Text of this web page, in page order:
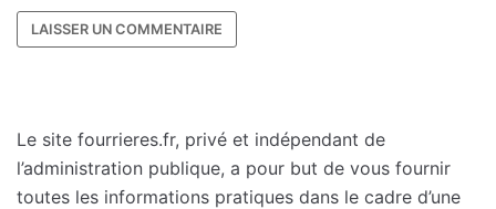
Le site fourrieres.fr, privé et indépendant de
l’administration publique, a pour but de vous fournir
toutes les informations pratiques dans le cadre d’une